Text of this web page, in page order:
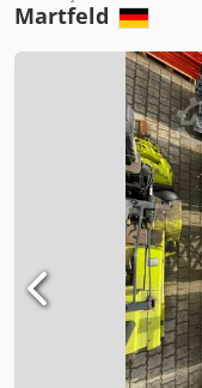
Martfeld